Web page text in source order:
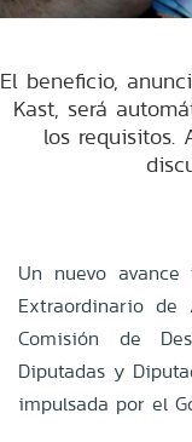
El beneficio,
Kast, será
los requisitos.
Un nuevo
Extraordinario
Comisión de
Diputadas y
impulsada por el